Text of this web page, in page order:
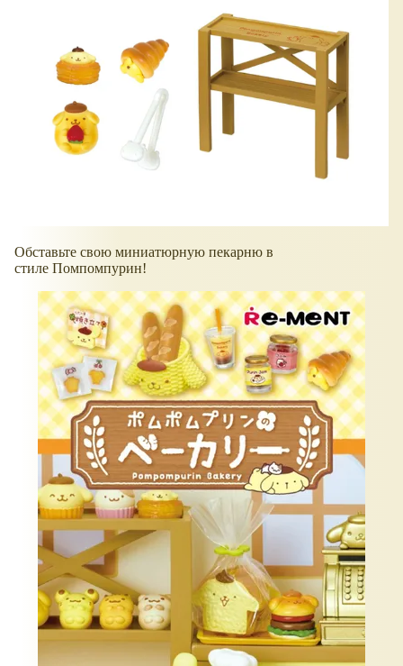
Обставьте свою миниатюрную пекарню в
стиле Помпомпурин!